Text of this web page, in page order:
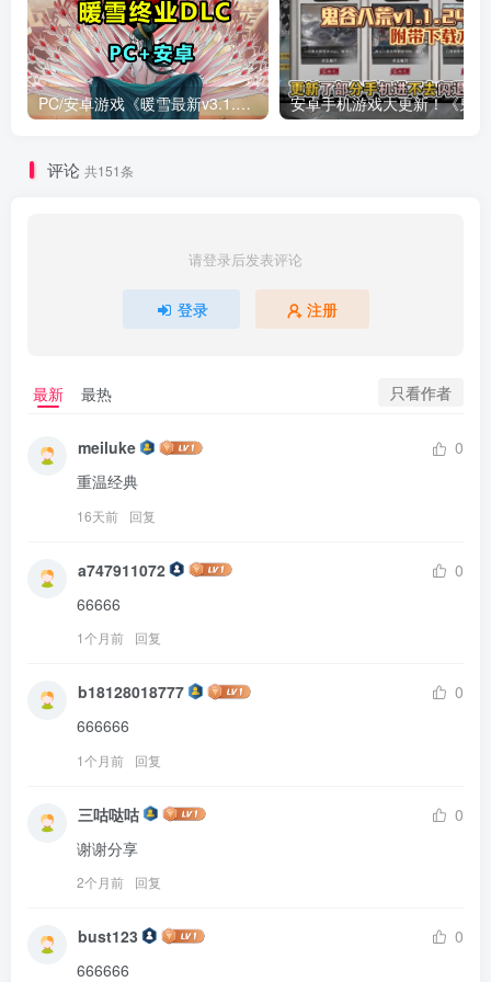
PC/安卓游戏《暖雪最新v3.1.0.1》终业DLC整合版！
评论 共151条
请登录后发表评论
登录 注册
最新 最热 只看作者
meiluke
0
重温经典
16天前 回复
a747911072
0
66666
1个月前 回复
b18128018777
0
666666
1个月前 回复
三咕哒咕
0
谢谢分享
2个月前 回复
bust123
0
666666